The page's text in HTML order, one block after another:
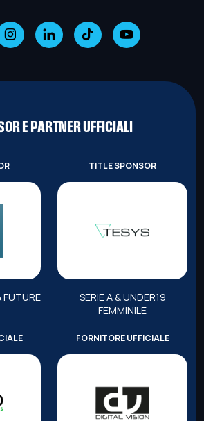
E PARTNER UFFICIALI
FUTURE
TITLE SPONSOR
SERIE A & UNDER19
FEMMINILE
FORNITORE UFFICIALE